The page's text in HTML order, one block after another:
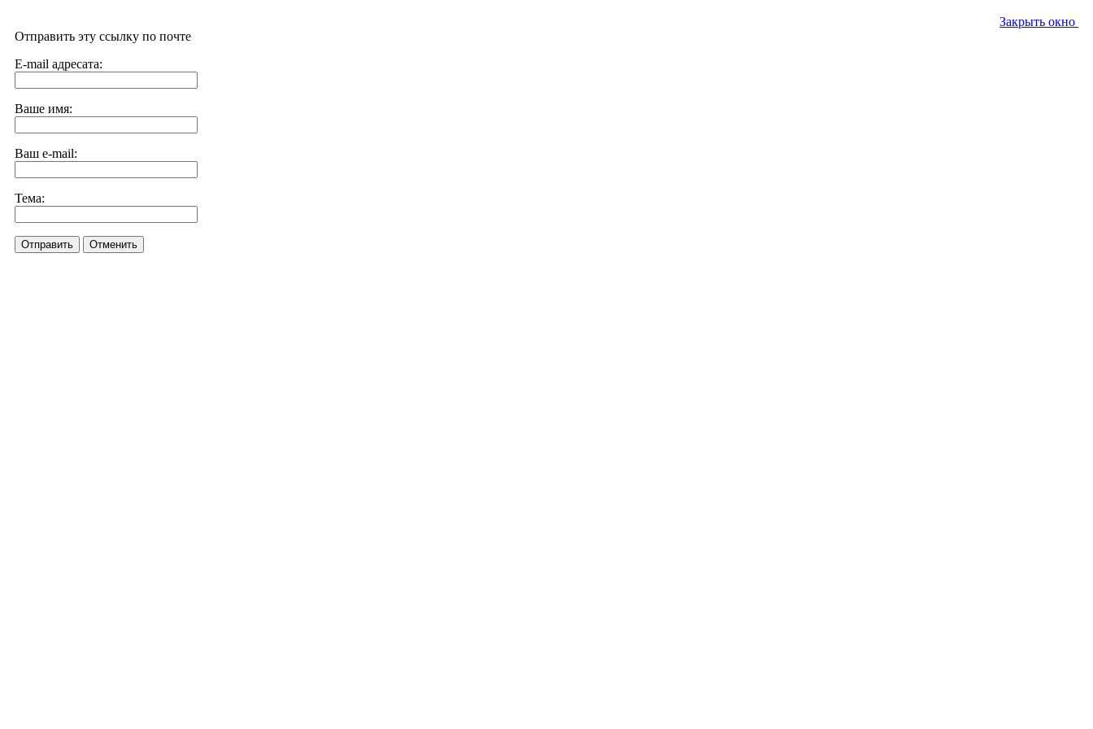
Закрыть окно
Отправить эту ссылку по почте
E-mail адресата:
Ваше имя:
Ваш e-mail:
Тема:
Отправить Отменить